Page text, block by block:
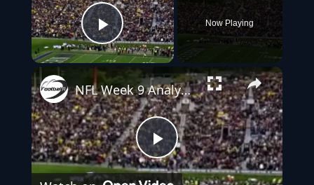
Play Video
Now Playing
Play
NFL Week 9 Analyse - Lions dominieren und Trade-Gerüchte brodeln